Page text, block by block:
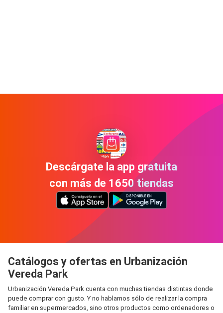
Descárgate la app gratuita
con más de 1650 tiendas
Catálogos y ofertas en Urbanización
Vereda Park
Urbanización Vereda Park cuenta con muchas tiendas distintas donde
puede comprar con gusto. Y no hablamos sólo de realizar la compra
familiar en supermercados, sino otros productos como ordenadores o